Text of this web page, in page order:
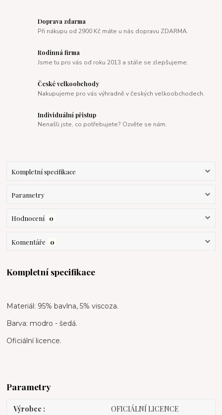
Doprava zdarma
Při nákupu od 2900 Kč máte u nás dopravu ZDARMA.
Rodinná firma
Jsme tu pro vás od roku 2013 a stále se zlepšujeme.
České velkoobchody
Nakupujeme pro vás výhradně v českých velkoobchodech.
Individuální přistup
Nenašli jste, co potřebujete? Ozvěte se nám.
Kompletní specifikace
Parametry
Hodnocení 0
Komentáře 0
Kompletní specifikace
Materiál: 95% bavlna, 5% viscoza.
Barva: modro - šedá.
Oficiální licence.
Parametry
Výrobce OFICIÁLNÍ LICENCE